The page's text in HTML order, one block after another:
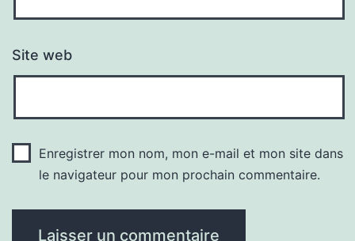
Site web
Enregistrer mon nom, mon e-mail et mon site dans
le navigateur pour mon prochain commentaire.